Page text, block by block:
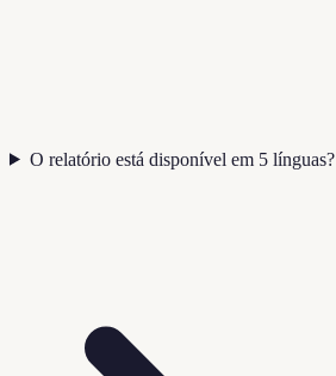
O relatório está disponível em 5 línguas?